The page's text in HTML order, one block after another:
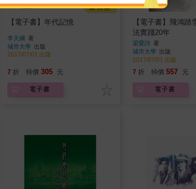
金石堂
【電子書】年代記憶
李天綱 著
城市大學 出版
2017/07/01 出版
7 折 特價 305 元
電子書
【電子書】飛鴻踏
法實踐20年
梁愛詩著
城市大學 出版
2017/07/01 出版
7 折 特價 557 元
電子書